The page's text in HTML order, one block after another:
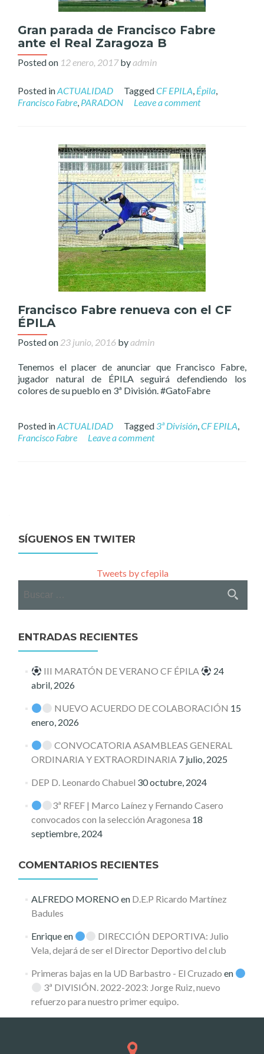
Gran parada de Francisco Fabre
ante el Real Zaragoza B
Posted on 12 enero, 2017byadmin
Posted inACTUALIDAD TaggedCF EPILA, Épila,
Francisco Fabre, PARADON Leave a comment
Francisco Fabre renueva con el CF
ÉPILA
Posted on 23 junio, 2016 byadmin
Tenemos el placer de anunciar que Francisco Fabre,
jugador natural de ÉPILA seguirá defendiendo los
colores de su pueblo en 3ª División. #GatoFabre
Posted inACTUALIDAD Tagged 3ª División,CF EPILA,
Francisco Fabre
Leave a comment
SÍGUENOS EN TWITER
Tweets by cfepila
ENTRADAS RECIENTES
III MARATÓN DE VERANO CF ÉPILA
24
abril, 2026
NUEVO ACUERDO DE COLABORACIÓN 15
enero, 2026
CONVOCATORIA ASAMBLEAS GENERAL
ORDINARIA Y EXTRAORDINARIA 7 julio, 2025
DEP D. Leonardo Chabuel 30 octubre, 2024
3ª RFEF | Marco Laínez y Fernando Casero
convocados con la selección Aragonesa 18
septiembre, 2024
COMENTARIOS RECIENTES
ALFREDO MORENOen D.E.P Ricardo Martínez
Badules
Enriqueen
DIRECCIÓN DEPORTIVA: Julio
Vela, dejará de ser el Director Deportivo del club
Primeras bajas en la UD Barbastro - El Cruzado en
3ª DIVISIÓN. 2022-2023: Jorge Ruiz, nuevo
refuerzo para nuestro primer equipo.